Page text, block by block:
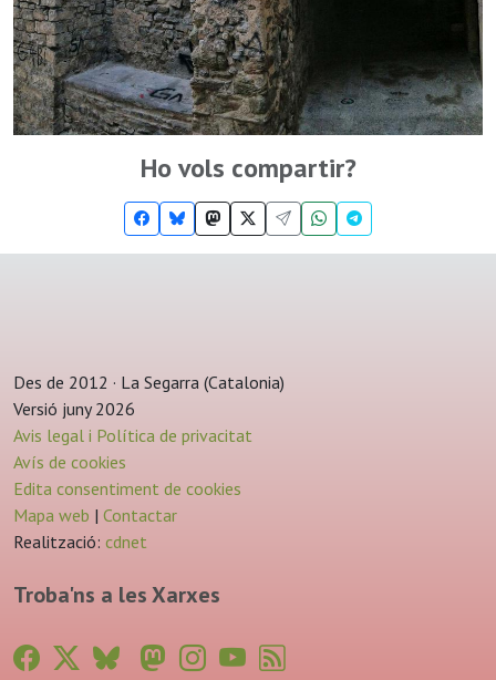
Ho vols compartir?
Des de 2012 · La Segarra (Catalonia)
Versió juny 2026
Avis legal i Política de privacitat
Avís de cookies
Edita consentiment de cookies
Mapa web | Contactar
Realització: cdnet
Troba'ns a les Xarxes